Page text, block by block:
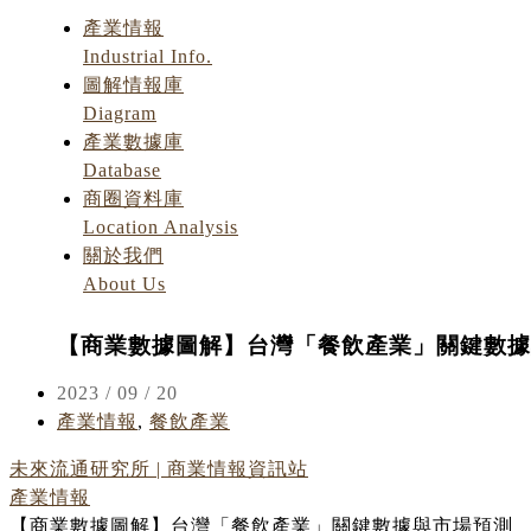
產業情報
Industrial Info.
圖解情報庫
Diagram
產業數據庫
Database
商圈資料庫
Location Analysis
關於我們
About Us
【商業數據圖解】台灣「餐飲產業」關鍵數
2023 / 09 / 20
產業情報 , 餐飲產業
未來流通研究所 | 商業情報資訊站
產業情報
【商業數據圖解】台灣「餐飲產業」關鍵數據與市場預測